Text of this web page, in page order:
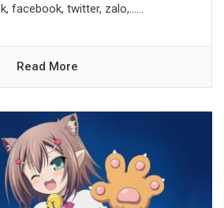
facebook, twitter, zalo,…...
Read More